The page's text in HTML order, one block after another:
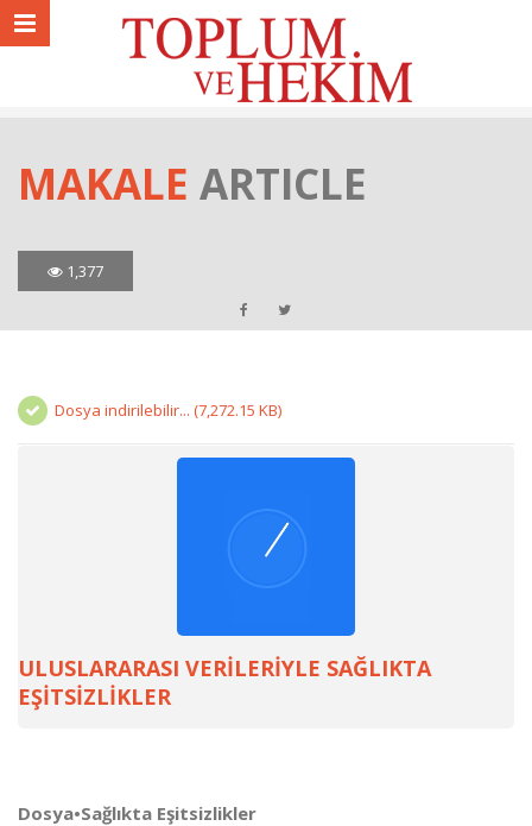
MAKALE ARTICLE
1,377
Dosya indirilebilir... (7,272.15 KB)
ULUSLARARASI VERİLERİYLE SAĞLIKTA
EŞİTSİZLİKLER
Dosya•Sağlıkta Eşitsizlikler